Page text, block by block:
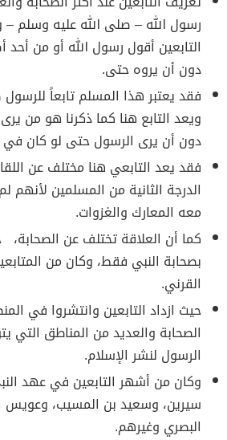
رسول الله – صلى الله عليه
التابعين أقول رسول الله أو من
دون أن يروه حتى.
فقد يعتبر هذا المسلم تابعاً
ويعد التابع هنا كما ذكرنا هو من
دون أن يرى الرسول حتى لو كان
فقد يعد التابعي هنا مختلف عن
الدرجة الثانية من المسلمين لأنهم
معه المعارك والغزوات.
كما أن العلاقة تختلف عن
بصحابة النبي فقط، وكان من
القرني.
حيث ازداد التابعين وانتشروا في
الصحابة والعديد من المناطق التي
الرسول لنشر الإسلام.
وكان من أشهر التابعين في عهد
سيرين، وسعيد بن المسيب، وعويس
البصري وغيرهم.